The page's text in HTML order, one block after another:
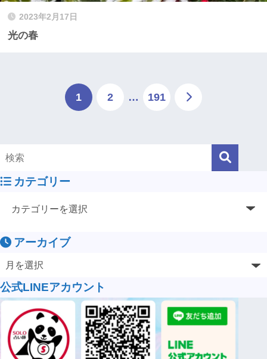
2023年2月17日
光の春
1 2 … 191
カテゴリー
アーカイブ
公式LINEアカウント